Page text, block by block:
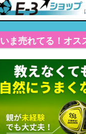
いま売れてる！オス